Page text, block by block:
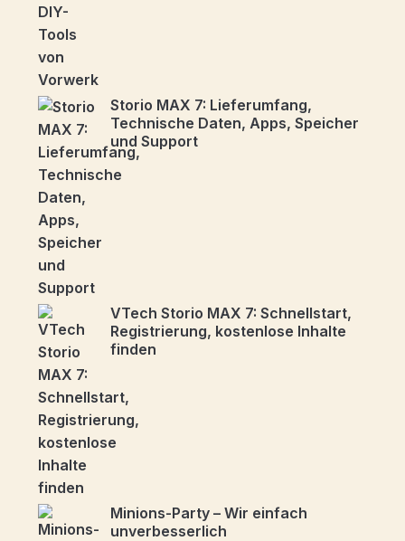
Storio MAX 7: Lieferumfang,
Technische Daten, Apps, Speicher
und Support
VTech Storio MAX 7: Schnellstart,
Registrierung, kostenlose Inhalte
finden
Minions-Party – Wir einfach
unverbesserlich